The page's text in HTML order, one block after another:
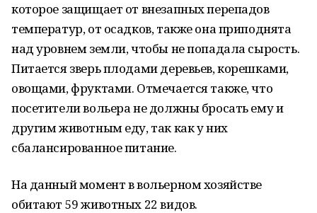
которое защищает от внезапных перепадов
температур, от осадков, также она приподнята
над уровнем земли, чтобы не попадала сырость.
Питается зверь плодами деревьев, корешками,
овощами, фруктами. Отмечается также, что
посетители вольера не должны бросать ему и
другим животным еду, так как у них
сбалансированное питание.
На данный момент в вольерном хозяйстве
обитают 59 животных 22 видов.